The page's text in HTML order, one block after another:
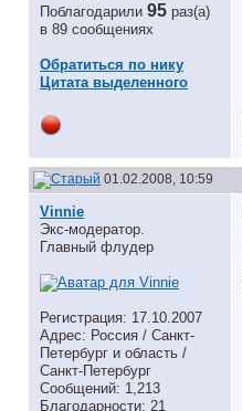
Поблагодарили 95 раз(а)
в 89 сообщениях
Обратиться по нику
Цитата выделенного
01.02.2008, 10:59
Vinnie
Экс-модератор.
Главный флудер
Регистрация: 17.10.2007
Адрес: Россия / Санкт-
Петербург и область /
Санкт-Петербург
Сообщений: 1,213
Благодарности: 21